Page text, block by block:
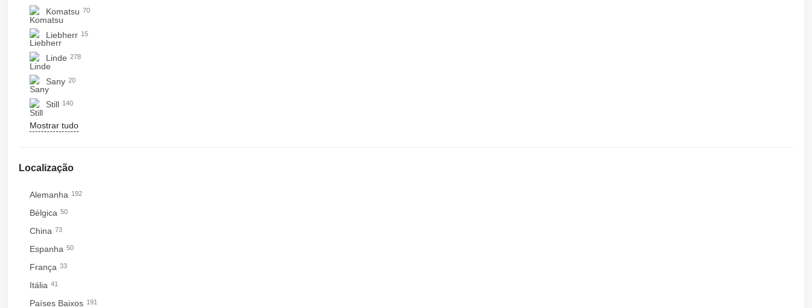
Komatsu 70
Liebherr 15
Linde 278
Sany 20
Still 140
Mostrar tudo
Localização
Alemanha 192
Bélgica 50
China 73
Espanha 50
França 33
Itália 41
Países Baixos 191